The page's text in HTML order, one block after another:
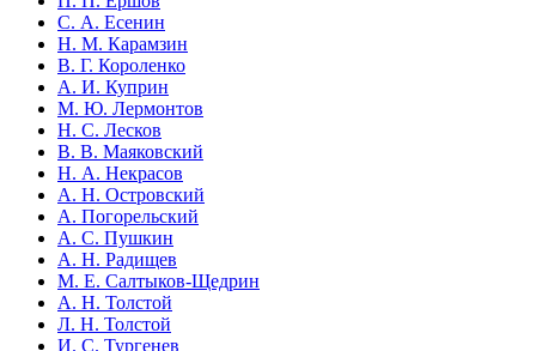
С. А. Есенин
Н. М. Карамзин
В. Г. Короленко
А. И. Куприн
М. Ю. Лермонтов
Н. С. Лесков
В. В. Маяковский
Н. А. Некрасов
А. Н. Островский
А. Погорельский
А. С. Пушкин
А. Н. Радищев
М. Е. Салтыков-Щедрин
А. Н. Толстой
Л. Н. Толстой
И. С. Тургенев